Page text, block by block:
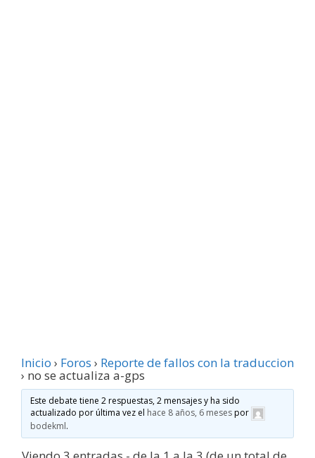
Inicio › Foros › Reporte de fallos con la traduccion
› no se actualiza a-gps
Este debate tiene 2 respuestas, 2 mensajes y ha sido
actualizado por última vez el hace 8 años, 6 mesespor
bodekml.